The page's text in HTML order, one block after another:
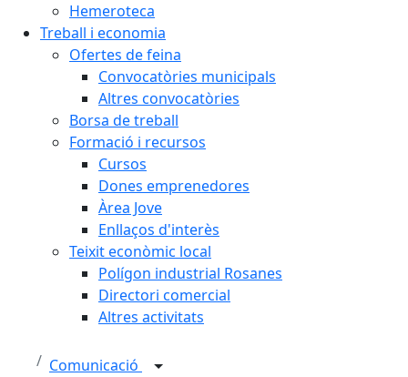
Hemeroteca
Treball i economia
Ofertes de feina
Convocatòries municipals
Altres convocatòries
Borsa de treball
Formació i recursos
Cursos
Dones emprenedores
Àrea Jove
Enllaços d'interès
Teixit econòmic local
Polígon industrial Rosanes
Directori comercial
Altres activitats
Comunicació